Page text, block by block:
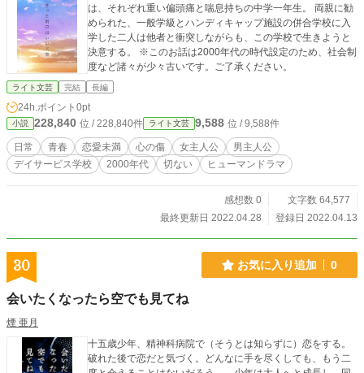
は、それぞれ重い偏頭痛と喘息持ちの中学一年生。 両親に勧
められた、一般学級とハンディキャップ施設の併合学校に入
学した二人は他者と衝突しながらも、この学校で生きようと
決意する。 ※このお話は2000年代の時代設定のため、社会制
度など諸々が少々古いです。ご了承ください。
ライト文芸 完結 長編
24h.ポイント 0pt
小説 228,840 位 / 228,840件 ライト文芸 9,588 位 / 9,588件
日常 青春 恋愛未満 心の傷 女主人公
男主人公
デイサービス学校
2000年代 切ない ヒューマンドラマ
感想数 0
文字数 64,577
最終更新日 2022.04.28
登録日 2022.04.13
30 お気に入り追加 0
会いたくなったら空でも見てね
煙 亜月
十五歳少年、精神科病院で（そうとは知らずに）恋をする。
破れた後で恋だと気づく。どんなに手を尽くしても、もう二